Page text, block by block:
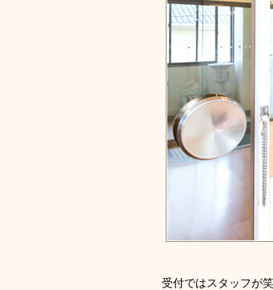
受付ではスタッフが